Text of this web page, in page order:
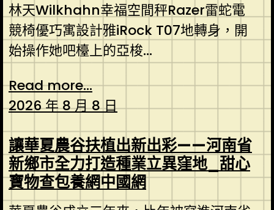
林天Wilkhahn幸福空間秤Razer雷蛇電
競椅優巧寓設計雅iRock T07地轉身，開
始操作她吧檯上的亞梭...
Read more...
2026 年 8 月 8 日
讓華夏農谷扶植出新出彩——河南省
新鄉市全力打造種業立異窪地_甜心
寶物查包養網中國網